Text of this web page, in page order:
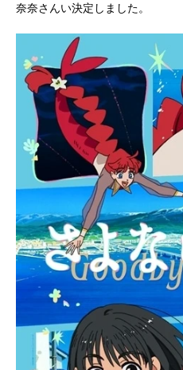
奈奈さんい決定しました。